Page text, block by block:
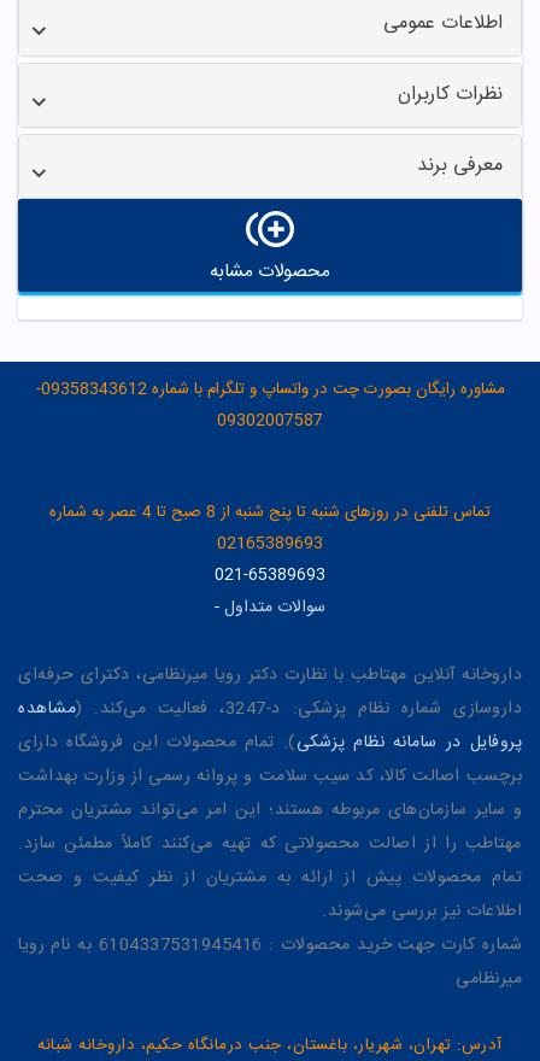
اطلاعات عمومی
نظرات کاربران
معرفی برند
محصولات مشابه
مشاوره رایگان بصورت چت در واتساپ و تلگرام با شماره 09358343612-
09302007587
تماس تلفنی در روزهای شنبه تا پنج شنبه از 8 صبح تا 4 عصر به شماره
02165389693
021-65389693
سوالات متداول-
داروخانه آنلاین مهتاطب با نظارت دکتر رویا میرنظامی، دکترای حرفه‌ای
داروسازی شماره نظام پزشکی: د-3247، فعالیت می‌کند. (
مشاهده
پروفایل در سامانه نظام پزشکی). تمام محصولات این فروشگاه دارای
برچسب اصالت کالا، کد سیب سلامت و پروانه رسمی از وزارت بهداشت
و سایر سازمان‌های مربوطه هستند؛ این امر می‌تواند مشتریان محترم
مهتاطب را از اصالت محصولاتی که تهیه می‌کنند کاملاً مطمئن سازد.
تمام محصولات پیش از ارائه به مشتریان از نظر کیفیت و صحت
اطلاعات نیز بررسی می‌شوند.
شماره کارت جهت خرید محصولات : 6104337531945416 به نام رویا
میرنظامی
آدرس: تهران، شهریار، باغستان، جنب درمانگاه حکیم، داروخانه شبانه